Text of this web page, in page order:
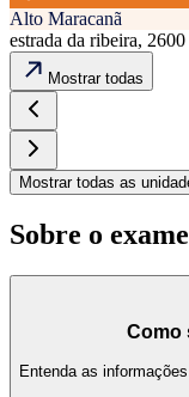
Alto Maracanã
estrada da ribeira,
Mostrar todas
Mostrar todas as
Sobre o exame
Como
Entenda as